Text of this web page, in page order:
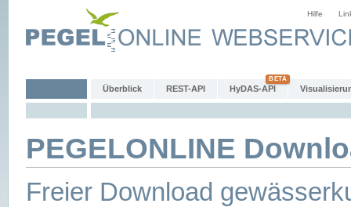
Hilfe
Überblick REST-API HyDAS-API
PEGELONLINE
Freier Download